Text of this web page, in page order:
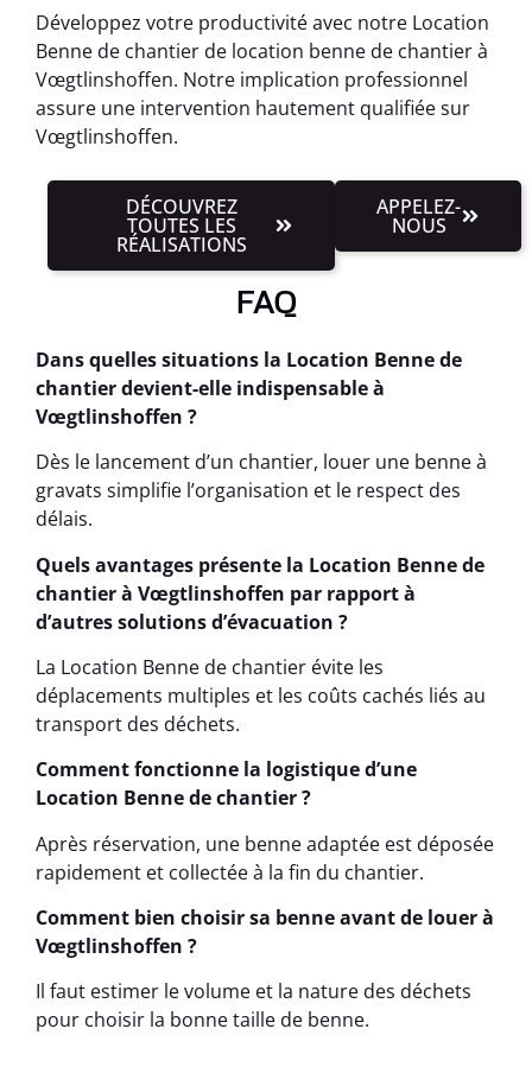
Développez votre productivité avec notre Location
Benne de chantier de location benne de chantier à
Vœgtlinshoffen. Notre implication professionnel
assure une intervention hautement qualifiée sur
Vœgtlinshoffen.
DÉCOUVREZ
TOUTES LES
RÉALISATIONS
APPELEZ-
NOUS
FAQ
Dans quelles situations la Location Benne de
chantier devient-elle indispensable à
Vœgtlinshoffen ?
Dès le lancement d’un chantier, louer une benne à
gravats simplifie l’organisation et le respect des
délais.
Quels avantages présente la Location Benne de
chantier à Vœgtlinshoffen par rapport à
d’autres solutions d’évacuation ?
La Location Benne de chantier évite les
déplacements multiples et les coûts cachés liés au
transport des déchets.
Comment fonctionne la logistique d’une
Location Benne de chantier ?
Après réservation, une benne adaptée est déposée
rapidement et collectée à la fin du chantier.
Comment bien choisir sa benne avant de louer à
Vœgtlinshoffen ?
Il faut estimer le volume et la nature des déchets
pour choisir la bonne taille de benne.